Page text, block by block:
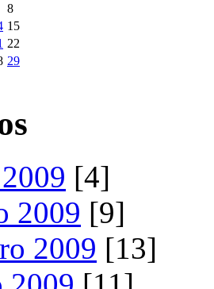
8
15
22
29
[4]
2009 [9]
2009 [13]